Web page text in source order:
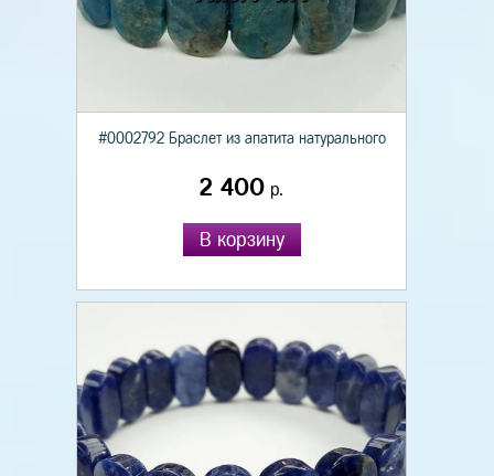
#0002792 Браслет из апатита натурального
2 400 р.
В корзину